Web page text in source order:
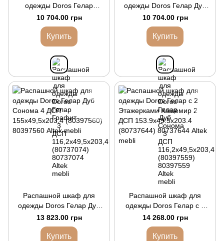
одежды Doros Гелар
Графит 3 ДСП
116,2х49,5х203,4
(80737074)
10 704.00 грн
Купить
одежды Doros Гелар Дуб
Cонома 3 ДСП
116,2х49,5х203,4
(80397559)
10 704.00 грн
Купить
Распашной шкаф для
одежды Doros Гелар Дуб
Cонома 4 ДСП
155х49,5х203,4 (80397560)
13 823.00 грн
Купить
Распашной шкаф для
одежды Doros Гелар с 2
Этажерками Кашемир 2
ДСП 153.9х49.5х203.4
(80737644)
14 268.00 грн
Купить